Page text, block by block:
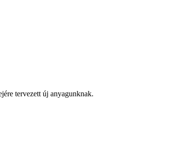
tervezett új anyagunknak.